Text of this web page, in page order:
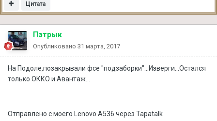
Цитата
Пэтрык
Опубликовано 31 марта, 2017
На Подоле,позакрывали фсе "подзаборки"...Изверги...Остался
только ОККО и Авантаж...
Отправлено с моего Lenovo A536 через Tapatalk